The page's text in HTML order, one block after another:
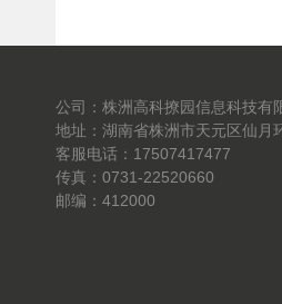
公司：株洲高科撩园信息科技有
地址：湖南省株洲市天元区仙月
客服电话：17507417477
传真：0731-22520660
邮编：412000